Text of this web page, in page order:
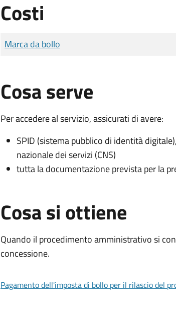
Costi
Tipo di pagamento
Importo
Marca da bollo
Cosa serve
Per accedere al servizio, assicurati di avere:
SPID (sistema pubblico di identità
nazionale dei servizi (CNS)
tutta la documentazione prevista per la
Cosa si ottiene
Quando il procedimento amministrativo si
concessione.
Pagamento dell'imposta di bollo per il rilascio del